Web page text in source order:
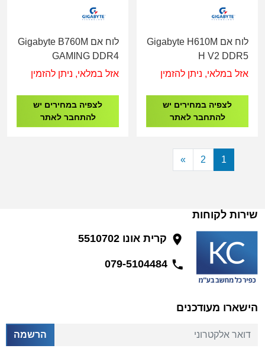
לוח אם Gigabyte H610M
H V2 DDR5
אזל במלאי, ניתן להזמין
לצפיה במחירים יש
להתחבר לאתר
לוח אם Gigabyte B760M
GAMING DDR4
אזל במלאי, ניתן להזמין
לצפיה במחירים יש
להתחבר לאתר
1
2
»
שירות לקוחות
קרית אונו 5510702
הישארו מעודכנים
דואר אלקטרוני הרשמה